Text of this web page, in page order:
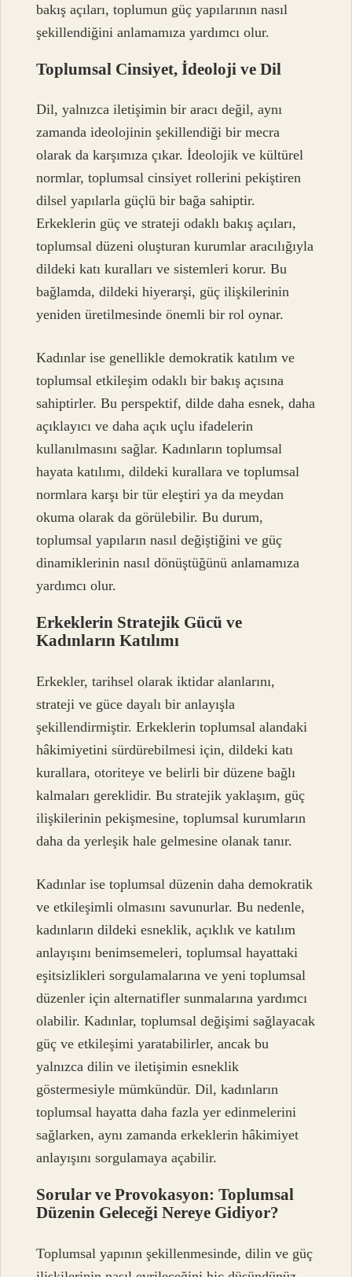
bakış açıları, toplumun güç yapılarının nasıl
şekillendiğini anlamamıza yardımcı olur.
Toplumsal Cinsiyet, İdeoloji ve Dil
Dil, yalnızca iletişimin bir aracı değil, aynı
zamanda ideolojinin şekillendiği bir mecra
olarak da karşımıza çıkar. İdeolojik ve kültürel
normlar, toplumsal cinsiyet rollerini pekiştiren
dilsel yapılarla güçlü bir bağa sahiptir.
Erkeklerin güç ve strateji odaklı bakış açıları,
toplumsal düzeni oluşturan kurumlar aracılığıyla
dildeki katı kuralları ve sistemleri korur. Bu
bağlamda, dildeki hiyerarşi, güç ilişkilerinin
yeniden üretilmesinde önemli bir rol oynar.
Kadınlar ise genellikle demokratik katılım ve
toplumsal etkileşim odaklı bir bakış açısına
sahiptirler. Bu perspektif, dilde daha esnek, daha
açıklayıcı ve daha açık uçlu ifadelerin
kullanılmasını sağlar. Kadınların toplumsal
hayata katılımı, dildeki kurallara ve toplumsal
normlara karşı bir tür eleştiri ya da meydan
okuma olarak da görülebilir. Bu durum,
toplumsal yapıların nasıl değiştiğini ve güç
dinamiklerinin nasıl dönüştüğünü anlamamıza
yardımcı olur.
Erkeklerin Stratejik Gücü ve
Kadınların Katılımı
Erkekler, tarihsel olarak iktidar alanlarını,
strateji ve güce dayalı bir anlayışla
şekillendirmiştir. Erkeklerin toplumsal alandaki
hâkimiyetini sürdürebilmesi için, dildeki katı
kurallara, otoriteye ve belirli bir düzene bağlı
kalmaları gereklidir. Bu stratejik yaklaşım, güç
ilişkilerinin pekişmesine, toplumsal kurumların
daha da yerleşik hale gelmesine olanak tanır.
Kadınlar ise toplumsal düzenin daha demokratik
ve etkileşimli olmasını savunurlar. Bu nedenle,
kadınların dildeki esneklik, açıklık ve katılım
anlayışını benimsemeleri, toplumsal hayattaki
eşitsizlikleri sorgulamalarına ve yeni toplumsal
düzenler için alternatifler sunmalarına yardımcı
olabilir. Kadınlar, toplumsal değişimi sağlayacak
güç ve etkileşimi yaratabilirler, ancak bu
yalnızca dilin ve iletişimin esneklik
göstermesiyle mümkündür. Dil, kadınların
toplumsal hayatta daha fazla yer edinmelerini
sağlarken, aynı zamanda erkeklerin hâkimiyet
anlayışını sorgulamaya açabilir.
Sorular ve Provokasyon: Toplumsal
Düzenin Geleceği Nereye Gidiyor?
Toplumsal yapının şekillenmesinde, dilin ve güç